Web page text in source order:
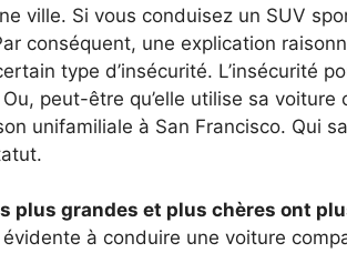
ville. Si vous conduisez un SUV
conséquent, une explication
type d’insécurité. L’insécurité
peut-être qu’elle utilise sa voiture
unifamiliale à San Francisco. Qui
plus grandes et plus chères ont
à conduire une voiture